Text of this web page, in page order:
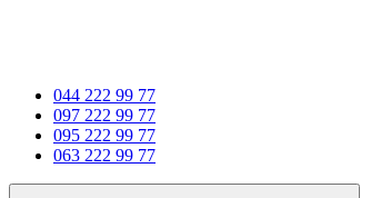
044 222 99 77
097 222 99 77
095 222 99 77
063 222 99 77